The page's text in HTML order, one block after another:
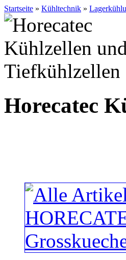
Startseite » Kühltechnik »
Horecatec